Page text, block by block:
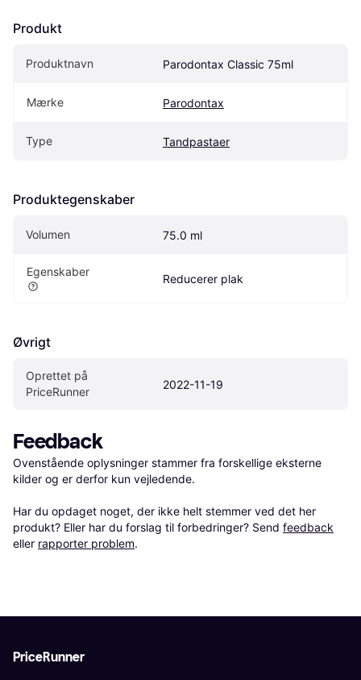
Produkt
Produktnavn Parodontax Classic 75ml
Mærke Parodontax
Type Tandpastaer
Produktegenskaber
Volumen 75.0 ml
Egenskaber
Reducerer plak
Øvrigt
Oprettet på
PriceRunner
2022-11-19
Feedback
Ovenstående oplysninger stammer fra forskellige eksterne
kilder og er derfor kun vejledende.
Har du opdaget noget, der ikke helt stemmer ved det her
produkt? Eller har du forslag til forbedringer? Send feedback
eller rapporter problem.
PriceRunner